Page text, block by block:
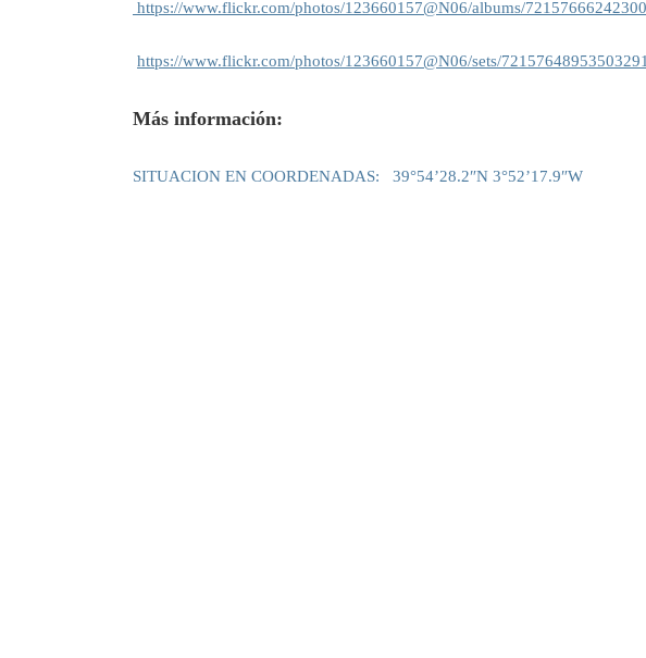
https://www.flickr.com/photos/123660157@N06/albums/
https://www.flickr.com/photos/123660157@N06/sets/
Más información:
SITUACION EN COORDENADAS: 39°54’28.2″N 3°52’17.9″W